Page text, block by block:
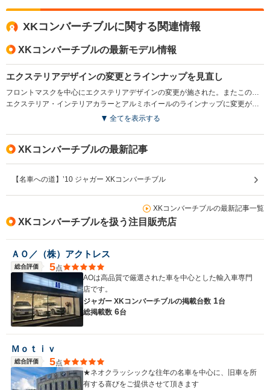
XKコンバーチブルに関する関連情報
XKコンバーチブルの最新モデル情報
エクステリアデザインの変更とラインナップを見直し
フロントマスクを中心にエクステリアデザインの変更が施された。またこの変更を機に、多彩なインテリアチョイスが魅力で5LのV8エンジンを搭載したXKポートフォリオコンバーチブルに集約された。(2011.11)
エクステリア・インテリアカラーとアルミホイールのラインナップに変更が加えられた(2012.6）
全てを表示する
XKコンバーチブルの最新記事
【名車への道】’10 ジャガー XKコンバーチブル
XKコンバーチブルの最新記事一覧
XKコンバーチブルを扱う注目販売店
ＡＯ／（株）アクトレス
総合評価 5点
AOは高品質で厳選された車を中心とした輸入車専門
店です。
ジャガー XKコンバーチブルの掲載台数 1台
総掲載数 6台
Ｍｏｔｉｖ
総合評価 5点
★ネオクラッシックな往年の名車を中心に、旧車を所
有する喜びをご提供させて頂きます